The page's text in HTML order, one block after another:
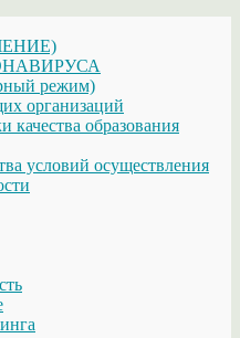
режим)
организаций
качества образования
условий осуществления